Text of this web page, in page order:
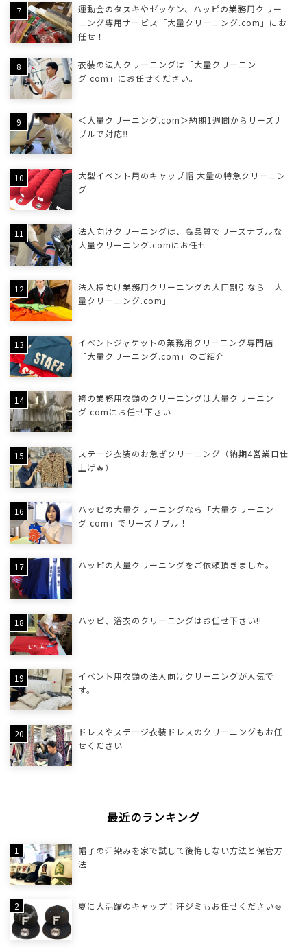
運動会のタスキやゼッケン、ハッピの業務用クリー
ニング専用サービス「大量クリーニング.com」にお
任せ！
衣装の法人クリーニングは「大量クリーニン
グ.com」にお任せください。
＜大量クリーニング.com＞納期1週間からリーズナ
ブルで対応‼
大型イベント用のキャップ帽 大量の特急クリーニン
グ
法人向けクリーニングは、高品質でリーズナブルな
大量クリーニング.comにお任せ
法人様向け業務用クリーニングの大口割引なら「大
量クリーニング.com」
イベントジャケットの業務用クリーニング専門店
「大量クリーニング.com」のご紹介
袴の業務用衣類のクリーニングは大量クリーニン
グ.comにお任せ下さい
ステージ衣装のお急ぎクリーニング（納期4営業日仕
上げ🔥）
ハッピの大量クリーニングなら「大量クリーニン
グ.com」でリーズナブル！
ハッピの大量クリーニングをご依頼頂きました。
ハッピ、浴衣のクリーニングはお任せ下さい!!
イベント用衣類の法人向けクリーニングが人気で
す。
ドレスやステージ衣装ドレスのクリーニングもお任
せください
最近のランキング
帽子の汗染みを家で試して後悔しない方法と保管方
法
夏に大活躍のキャップ！汗ジミもお任せください☺